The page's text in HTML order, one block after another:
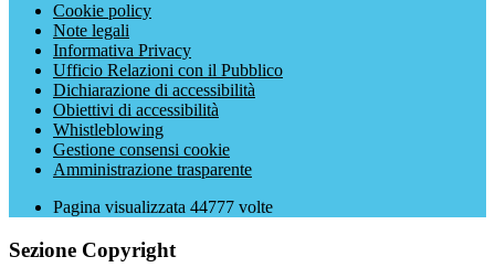
Cookie policy
Note legali
Informativa Privacy
Ufficio Relazioni con il Pubblico
Dichiarazione di accessibilità
Obiettivi di accessibilità
Whistleblowing
Gestione consensi cookie
Amministrazione trasparente
Pagina visualizzata 44777 volte
Sezione Copyright